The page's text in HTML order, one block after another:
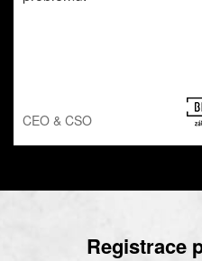
CEO & CSO
Registrace